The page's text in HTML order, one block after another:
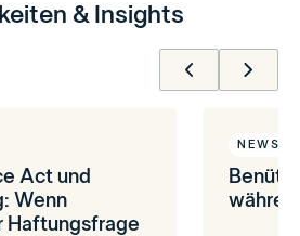
& Insights
Act und
Wenn
Haftungsfrage
NEWS